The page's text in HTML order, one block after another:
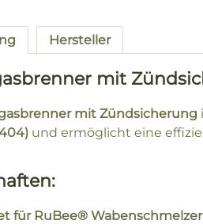
Hersteller
mit
mit Zündsicherung
und ermöglicht eine
für RuBee®